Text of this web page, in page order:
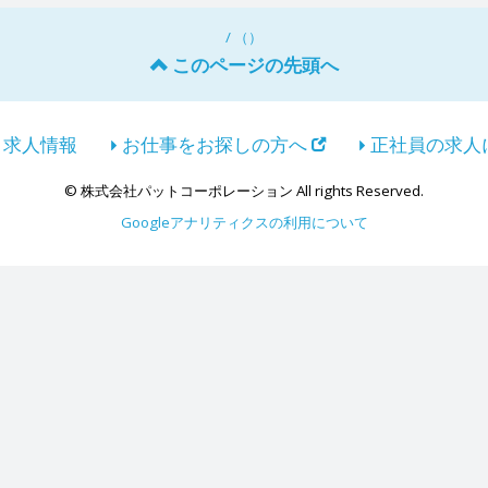
/ （）
このページの先頭へ
求人情報 お仕事をお探しの方へ 正社員の求
© 株式会社パットコーポレーション All rights Reserved.
Googleアナリティクスの利用について